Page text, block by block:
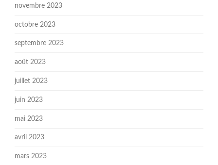
novembre 2023
octobre 2023
septembre 2023
août 2023
juillet 2023
juin 2023
mai 2023
avril 2023
mars 2023